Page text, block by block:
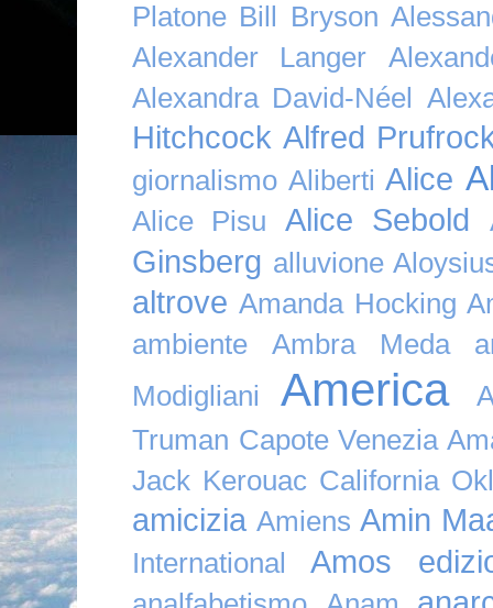
Platone Bill Bryson
Alexander Langer
Alexandra David-Néel
Hitchcock Alfred
giornalismo Aliberti Alice
Alice Pisu Alice Sebold
Ginsberg alluvione
altrove Amanda Hocking
ambiente
Ambra Meda
Modigliani
America
Truman Capote Venezia
Jack Kerouac California
amicizia Amiens Amin
International Amos